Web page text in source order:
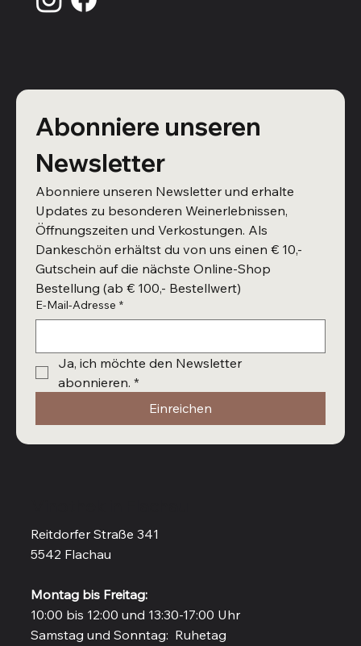
Reitdorfer Straße 341
5542 Flachau
Montag bis Freitag:
10:00 bis 12:00 und 13:30-17:00 Uhr
Samstag und Sonntag: Ruhetag
Abonniere unseren
Newsletter
Abonniere unseren Newsletter und erhalte
Updates zu besonderen Weinerlebnissen,
Öffnungszeiten und Verkostungen. Als
Dankeschön erhältst du von uns einen € 10,-
Gutschein auf die nächste Online-Shop
Bestellung (ab € 100,- Bestellwert)
E-Mail-Adresse *
Ja, ich möchte den Newsletter
abonnieren. *
Einreichen